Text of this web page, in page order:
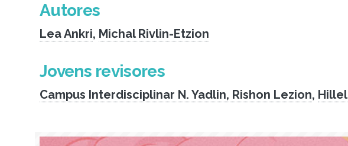
Autores
Lea Ankri, Michal Rivlin-Etzion
Jovens revisores
Campus Interdisciplinar N. Yadlin, Rishon Lezion, Hillel